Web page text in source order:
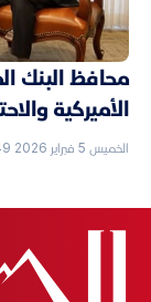
محافظ البنك
الأميركية
الخميس 5 فبراير 2026 08:49 م